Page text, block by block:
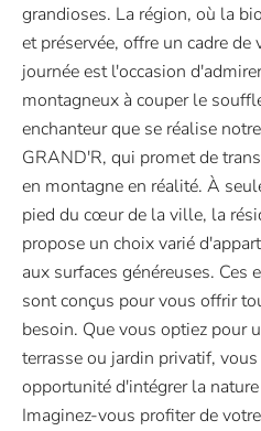
grandioses. La région, où la
et préservée, offre un cadre
journée est l'occasion
montagneux à couper le
enchanteur que se réalise
GRAND'R, qui promet de
en montagne en réalité. À
pied du cœur de la ville, la
propose un choix varié
aux surfaces généreuses. Ces
sont conçus pour vous offrir
besoin. Que vous optiez pour
terrasse ou jardin privatif,
opportunité d'intégrer la
Imaginez-vous profiter de